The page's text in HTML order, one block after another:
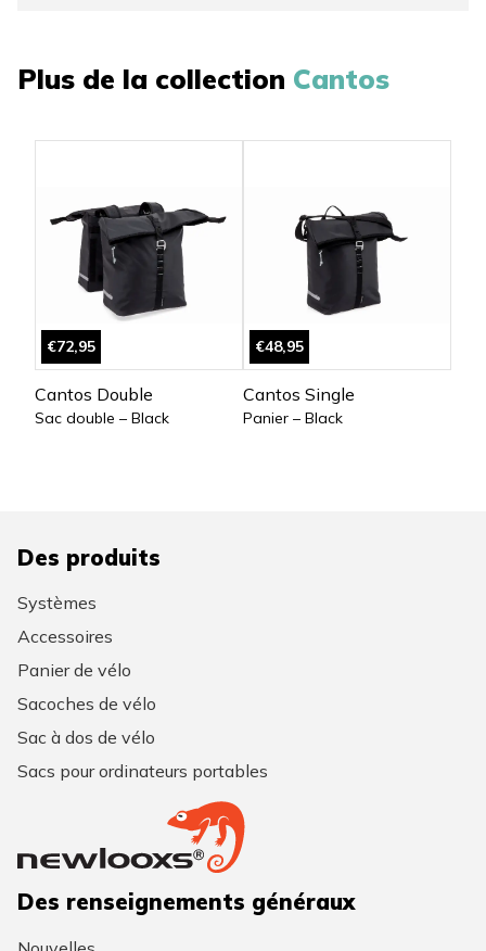
Plus de la collection Cantos
€72,95
Cantos Double
Sac double – Black
€48,95
Cantos Single
Panier – Black
Des produits
Systèmes
Accessoires
Panier de vélo
Sacoches de vélo
Sac à dos de vélo
Sacs pour ordinateurs portables
Des renseignements généraux